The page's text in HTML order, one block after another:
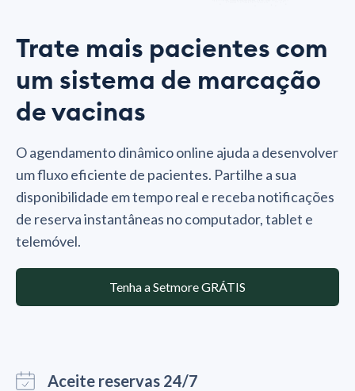
Trate mais pacientes com
um sistema de marcação
de vacinas
O agendamento dinâmico online ajuda a desenvolver
um fluxo eficiente de pacientes. Partilhe a sua
disponibilidade em tempo real e receba notificações
de reserva instantâneas no computador, tablet e
telemóvel.
Tenha a Setmore GRÁTIS
Aceite reservas 24/7